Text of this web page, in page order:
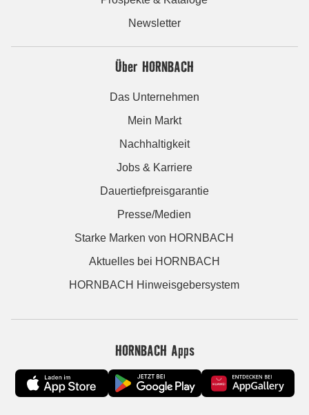
Newsletter
Über HORNBACH
Das Unternehmen
Mein Markt
Nachhaltigkeit
Jobs & Karriere
Dauertiefpreisgarantie
Presse/Medien
Starke Marken von HORNBACH
Aktuelles bei HORNBACH
HORNBACH Hinweisgebersystem
HORNBACH Apps